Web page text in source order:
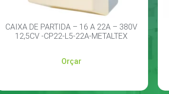
CAIXA DE PARTIDA – 16 A 22A – 380V
12,5CV -CP22-L5-22A-METALTEX
Orçar